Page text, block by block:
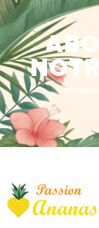
et